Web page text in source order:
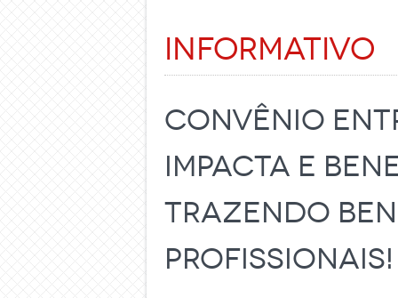
Informativo
Convênio
impacta e
trazendo
profissionais!